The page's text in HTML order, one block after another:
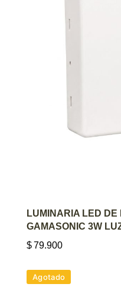
LUMINARIA LED DE
GAMASONIC 3W
$79.900
Agotado